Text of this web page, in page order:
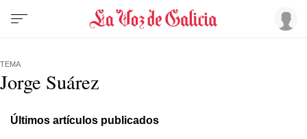
TEMA
Jorge Suárez
Últimos artículos publicados